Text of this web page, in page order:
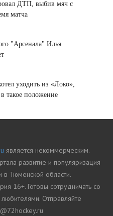
ДТП, выбив мяч с
матча
"Арсенала" Илья
уходить из «Локо»,
такое положение
является некоммерческим.
развитие и популяризация
Тюменской области.
16+. Готовы сотрудничать со
Отправляйте